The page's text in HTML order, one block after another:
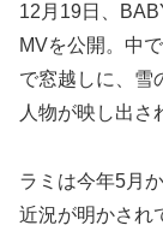
12月19日、
MVを公開。中
で窓越しに、雪
人物が映し出さ
ラミは今年5月
近況が明かされ